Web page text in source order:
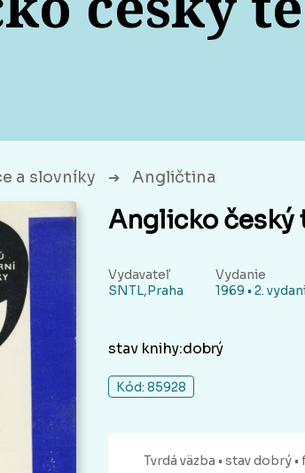
a slovníky ➔ Angličtina
Anglicko český
Vydavateľ
SNTL,Praha
Vydanie
1969 • 2.
stav knihy:dobrý
Kód: 85928
Tvrdá väzba • stav dobrý